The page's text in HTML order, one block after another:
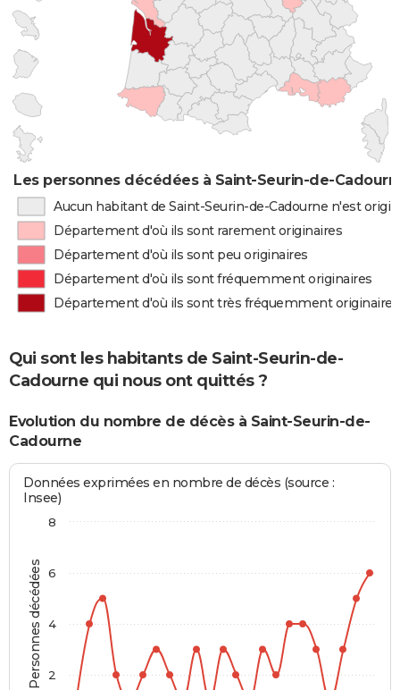
Les personnes décédées à Saint-Seurin-de-
Aucun habitant de Saint-Seurin-de-Cadourne n'est
Département d'où ils sont rarement originaires
Département d'où ils sont peu originaires
Département d'où ils sont fréquemment originaires
Département d'où ils sont très fréquemment originaires
Qui sont les habitants de Saint-Seurin-de-
Cadourne qui nous ont quittés ?
Evolution du nombre de décès à Saint-Seurin-de-
Cadourne
Personnes décédées
Données exprimées en nombre de décès (source :
Insee)
2
4
6
8